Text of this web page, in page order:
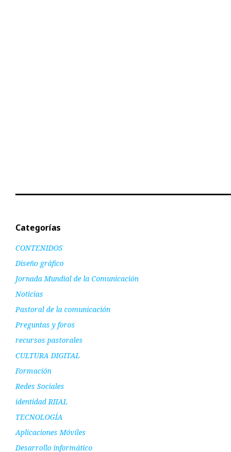
Categorías
CONTENIDOS
Diseño gráfico
Jornada Mundial de la Comunicación
Noticias
Pastoral de la comunicación
Preguntas y foros
recursos pastorales
CULTURA DIGITAL
Formación
Redes Sociales
identidad RIIAL
TECNOLOGÍA
Aplicaciones Móviles
Desarrollo informático